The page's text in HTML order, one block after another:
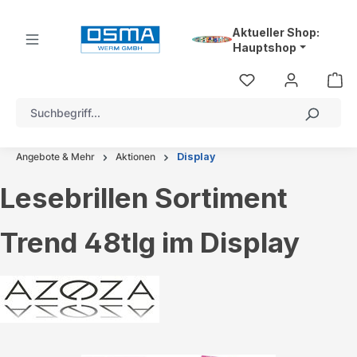
Aktueller Shop:
Hauptshop
Angebote & Mehr Aktionen Display
Lesebrillen Sortiment
Trend 48tlg im Display